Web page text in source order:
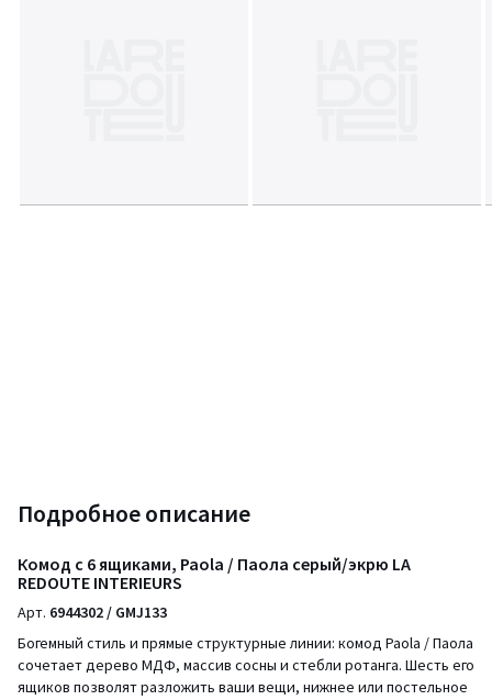
Подробное описание
Комод с 6 ящиками, Paola / Паола серый/экрю LA
REDOUTE INTERIEURS
Арт. 6944302 / GMJ133
Богемный стиль и прямые структурные линии: комод Paola / Паола
сочетает дерево МДФ, массив сосны и стебли ротанга. Шесть его
ящиков позволят разложить ваши вещи, нижнее или постельное